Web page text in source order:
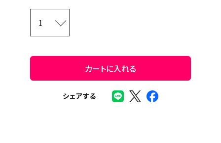
カートに入れる
シェアする